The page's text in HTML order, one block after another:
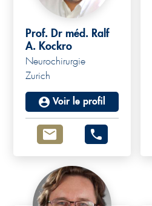
Prof. Dr méd. Ralf
A. Kockro
Neurochirurgie
Zurich
Voir le profil